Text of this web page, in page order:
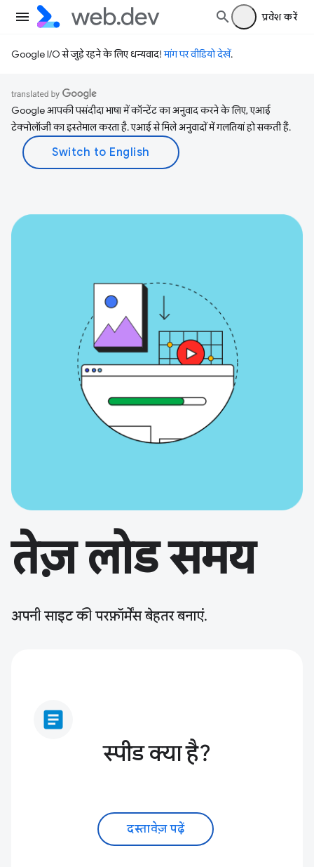
प्रवेश करें
Google I/O से जुड़े रहने के लिए धन्यवाद!मांग पर वीडियो देखें.
Google आपकी पसंदीदा भाषा में कॉन्टेंट का अनुवाद करने के लिए, एआई
टेक्नोलॉजी का इस्तेमाल करता है. एआई से मिले अनुवादों में गलतियां हो सकती हैं.
तेज़ लोड समय
अपनी साइट की परफ़ॉर्मेंस बेहतर बनाएं.
article
स्पीड क्या है?
दस्तावेज़ पढ़ें